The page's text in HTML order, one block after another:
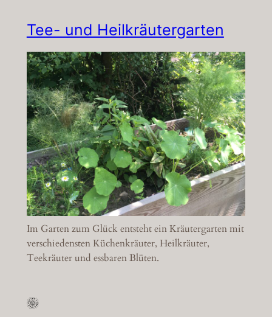
Tee- und Heilkräutergarten
Im Garten zum Glück entsteht ein Kräutergarten mit
verschiedensten Küchenkräuter, Heilkräuter,
Teekräuter und essbaren Blüten.